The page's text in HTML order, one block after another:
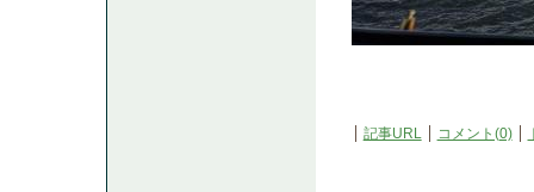
記事URL コメント(0)